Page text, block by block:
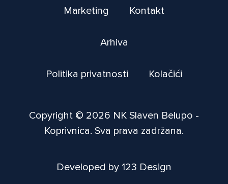
Marketing Kontakt
Arhiva
Politika privatnosti Kolačići
Copyright © 2026 NK Slaven Belupo -
Koprivnica. Sva prava zadržana.
Developed by 123 Design